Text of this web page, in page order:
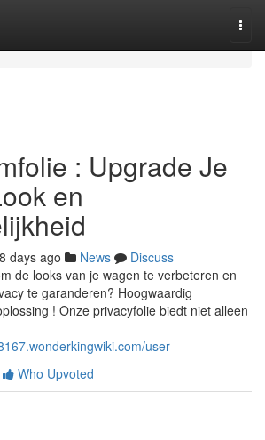
: Upgrade Je
en
days ago News
Discuss
de looks van je wagen te verbeteren en
te garanderen? Hoogwaardig
! Onze privacyfolie biedt niet alleen
user
Who Upvoted